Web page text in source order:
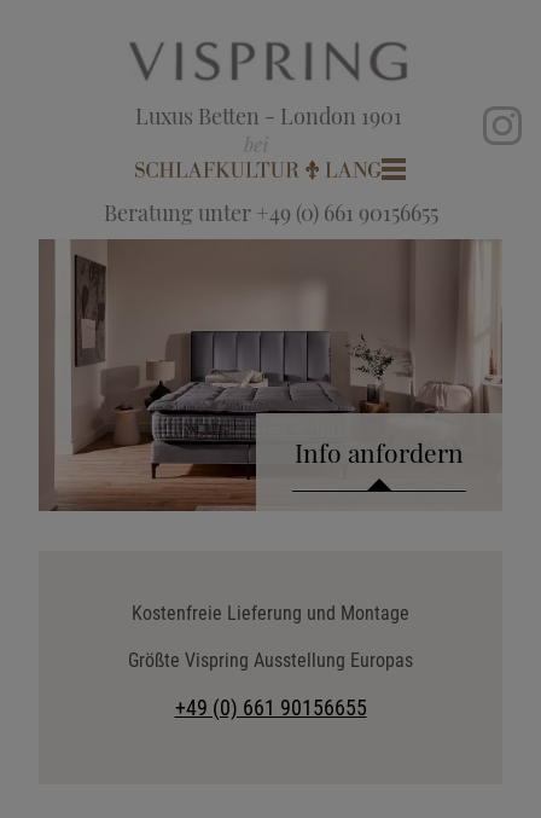
Luxus Betten - London 1901
Beratung unter +49 (0) 661 90156655
Info anfordern
Stoffkollektion anfordern
Telefonische Beratung anfordern
Kostenfreie Lieferung und Montage
Größte Vispring Ausstellung Europas
+49 (0) 661 90156655